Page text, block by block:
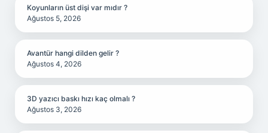
Koyunların üst dişi var mıdır ?
Ağustos 5, 2026
Avantür hangi dilden gelir ?
Ağustos 4, 2026
3D yazıcı baskı hızı kaç olmalı ?
Ağustos 3, 2026